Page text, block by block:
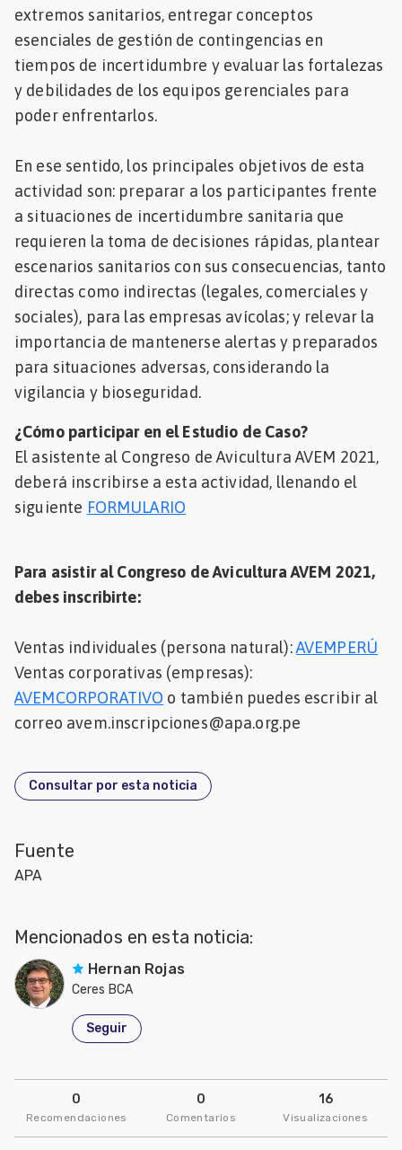
extremos sanitarios, entregar conceptos
esenciales de gestión de contingencias en
tiempos de incertidumbre y evaluar las fortalezas
y debilidades de los equipos gerenciales para
poder enfrentarlos.
En ese sentido, los principales objetivos de esta
actividad son: preparar a los participantes frente
a situaciones de incertidumbre sanitaria que
requieren la toma de decisiones rápidas, plantear
escenarios sanitarios con sus consecuencias, tanto
directas como indirectas (legales, comerciales y
sociales), para las empresas avícolas; y relevar la
importancia de mantenerse alertas y preparados
para situaciones adversas, considerando la
vigilancia y bioseguridad.
¿Cómo participar en el Estudio de Caso?
El asistente al Congreso de Avicultura AVEM 2021,
deberá inscribirse a esta actividad, llenando el
siguiente FORMULARIO
Para asistir al Congreso de Avicultura AVEM 2021,
debes inscribirte:
Ventas individuales (persona natural):AVEMPERÚ
Ventas corporativas (empresas):
AVEMCORPORATIVO o también puedes escribir al
correo avem.inscripciones@apa.org.pe
Consultar por esta noticia
Fuente
APA
Mencionados en esta noticia:
Hernan Rojas
Ceres BCA
Seguir
0
Recomendaciones
0
Comentarios
16
Visualizaciones